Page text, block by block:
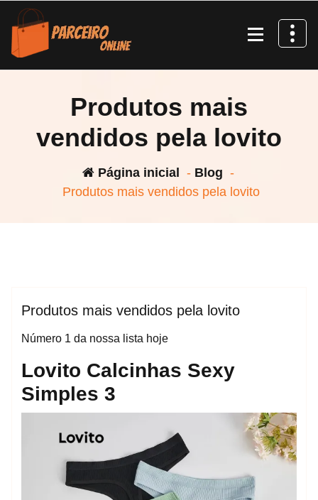
Pular
para
conteúdo
Produtos mais
vendidos pela lovito
Página inicial - Blog -
Produtos mais vendidos pela lovito
Blog
Produtos mais vendidos pela lovito
Número 1 da nossa lista hoje
Lovito Calcinhas Sexy
Simples 3